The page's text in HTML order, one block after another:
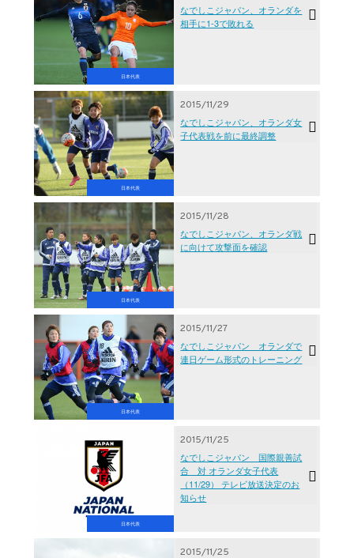
日本代表
なでしこジャパン、オランダを
相手に1-3で敗れる
日本代表
2015/11/29
なでしこジャパン、オランダ女
子代表戦を前に最終調整
日本代表
2015/11/28
なでしこジャパン、オランダ戦
に向けて攻撃面を確認
日本代表
2015/11/27
なでしこジャパン オランダで
連日ゲーム形式のトレーニング
日本代表
2015/11/25
なでしこジャパン 国際親善試
合 対 オランダ女子代表
（11/29） テレビ放送決定のお
知らせ
2015/11/25